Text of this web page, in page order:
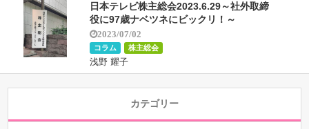
日本テレビ株主総会2023.6.29～社外取締
役に97歳ナベツネにビックリ！～
2023/07/02
コラム 株主総会
浅野 耀子
カテゴリー